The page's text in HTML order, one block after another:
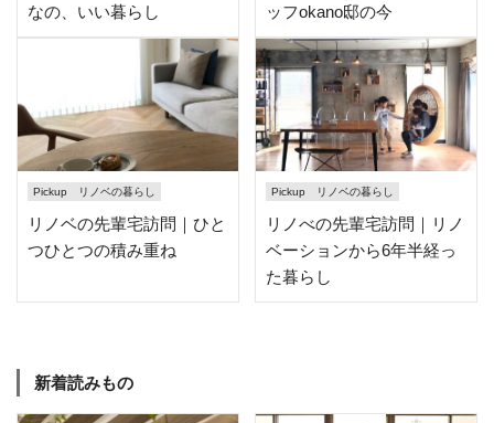
なの、いい暮らし
ッフokano邸の今
Pickup リノベの暮らし
リノベの先輩宅訪問｜ひと
つひとつの積み重ね
Pickup リノベの暮らし
リノべの先輩宅訪問｜リノ
ベーションから6年半経っ
た暮らし
新着読みもの